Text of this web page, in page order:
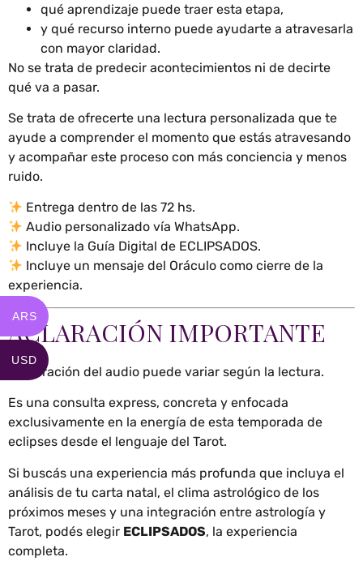
qué aprendizaje puede traer esta etapa,
y qué recurso interno puede ayudarte a atravesarla
con mayor claridad.
No se trata de predecir acontecimientos ni de decirte
qué va a pasar.
Se trata de ofrecerte una lectura personalizada que te
ayude a comprender el momento que estás atravesando
y acompañar este proceso con más conciencia y menos
ruido.
Entrega dentro de las 72 hs.
Audio personalizado vía WhatsApp.
Incluye la Guía Digital de ECLIPSADOS.
Incluye un mensaje del Oráculo como cierre de la
experiencia.
ACLARACIÓN IMPORTANTE
La duración del audio puede variar según la lectura.
Es una consulta express, concreta y enfocada
exclusivamente en la energía de esta temporada de
eclipses desde el lenguaje del Tarot.
Si buscás una experiencia más profunda que incluya el
análisis de tu carta natal, el clima astrológico de los
próximos meses y una integración entre astrología y
Tarot, podés elegir ECLIPSADOS, la experiencia
completa.
ARS
USD